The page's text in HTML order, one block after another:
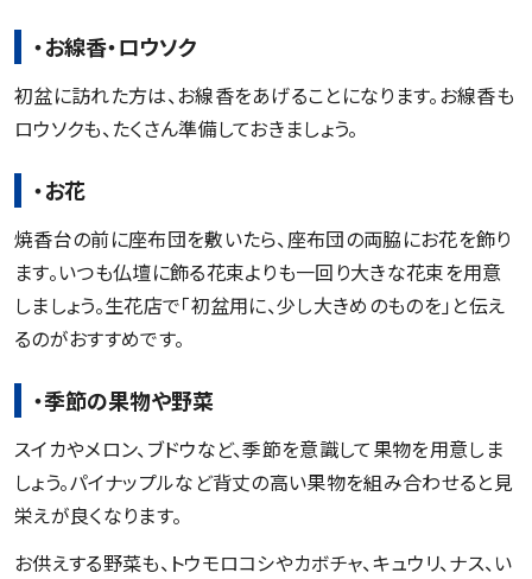
・お線香・ロウソク
初盆に訪れた方は、お線香をあげることになります。お線香も
ロウソクも、たくさん準備しておきましょう。
・お花
焼香台の前に座布団を敷いたら、座布団の両脇にお花を飾り
ます。いつも仏壇に飾る花束よりも一回り大きな花束を用意
しましょう。生花店で「初盆用に、少し大きめのものを」と伝え
るのがおすすめです。
・季節の果物や野菜
スイカやメロン、ブドウなど、季節を意識して果物を用意しま
しょう。パイナップルなど背丈の高い果物を組み合わせると見
栄えが良くなります。
お供えする野菜も、トウモロコシやカボチャ、キュウリ、ナス、い